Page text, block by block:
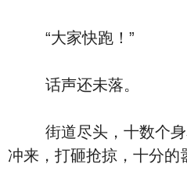
“大家快跑！”
话声还未落。
街道尽头，十数个身
冲来，打砸抢掠，十分的